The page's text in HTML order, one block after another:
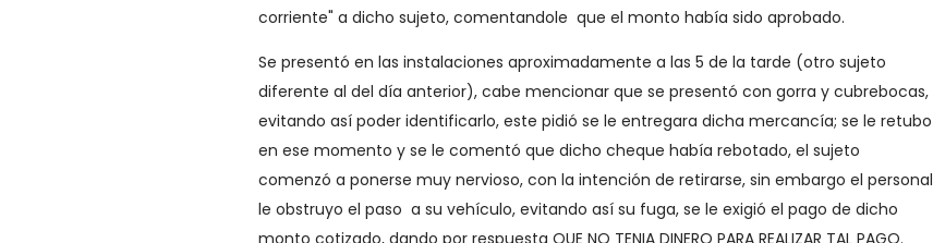
corriente" a dicho sujeto, comentandole que el monto había sido aprobado.
Se presentó en las instalaciones aproximadamente a las 5 de la tarde (otro sujeto
diferente al del día anterior), cabe mencionar que se presentó con gorra y cubrebocas,
evitando así poder identificarlo, este pidió se le entregara dicha mercancía; se le retubo
en ese momento y se le comentó que dicho cheque había rebotado, el sujeto
comenzó a ponerse muy nervioso, con la intención de retirarse, sin embargo el personal
le obstruyo el paso a su vehículo, evitando así su fuga, se le exigió el pago de dicho
monto cotizado, dando por respuesta QUE NO TENIA DINERO PARA REALIZAR TAL PAGO.